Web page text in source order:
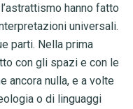
hanno fatto
universali.
parti. Nella prima
con gli spazi e con le
ancora nulla, e a volte
o di linguaggi